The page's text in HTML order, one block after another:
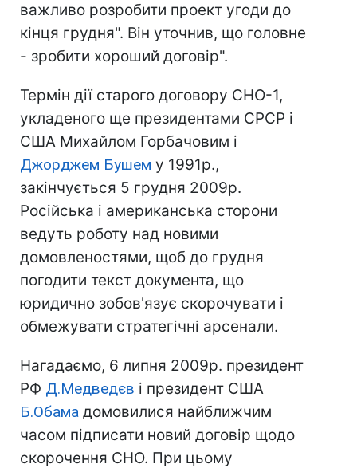
важливо розробити проект угоди до
кінця грудня". Він уточнив, що головне
- зробити хороший договір".
Термін дії старого договору СНО-1,
укладеного ще президентами СРСР і
США Михайлом Горбачовим і
Джорджем Бушем у 1991р.,
закінчується 5 грудня 2009р.
Російська і американська сторони
ведуть роботу над новими
домовленостями, щоб до грудня
погодити текст документа, що
юридично зобов'язує скорочувати і
обмежувати стратегічні арсенали.
Нагадаємо, 6 липня 2009р. президент
РФ Д.Медведєв і президент США
Б.Обама домовилися найближчим
часом підписати новий договір щодо
скорочення СНО. При цьому